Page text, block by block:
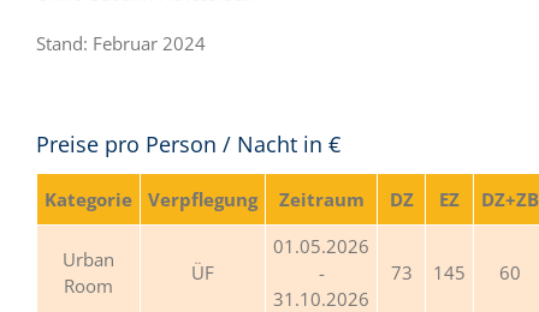
Stand: Februar 2024
Preise pro Person / Nacht in €
Kategorie Verpflegung Zeitraum DZ EZ DZ+ZB
Urban
Room
ÜF
01.05.2026
-
31.10.2026
73 145 60